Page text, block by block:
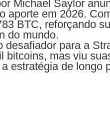
Michael Saylor
aporte em 2026.
BTC, reforçando
do mundo.
para a
bitcoins, mas viu
estratégia de longo